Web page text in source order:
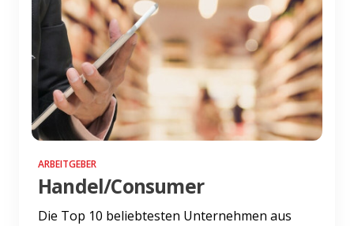
ARBEITGEBER
Handel/Consumer
Die Top 10 beliebtesten Unternehmen aus